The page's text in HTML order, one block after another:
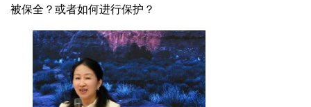
被保全？或者如何进行保护？